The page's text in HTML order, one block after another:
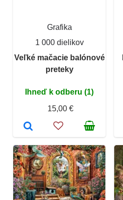
Grafika
1 000 dielikov
Veľké mačacie balónové
preteky
Ihneď k odberu (1)
15,00 €